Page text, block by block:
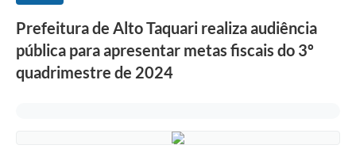
Prefeitura de Alto Taquari realiza audiência
pública para apresentar metas fiscais do 3º
quadrimestre de 2024